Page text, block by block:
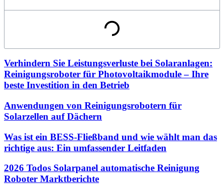
Verhindern Sie Leistungsverluste bei Solaranlagen:
Reinigungsroboter für Photovoltaikmodule – Ihre
beste Investition in den Betrieb
Anwendungen von Reinigungsrobotern für
Solarzellen auf Dächern
Was ist ein BESS-Fließband und wie wählt man das
richtige aus: Ein umfassender Leitfaden
2026 Todos Solarpanel automatische Reinigung
Roboter Marktberichte